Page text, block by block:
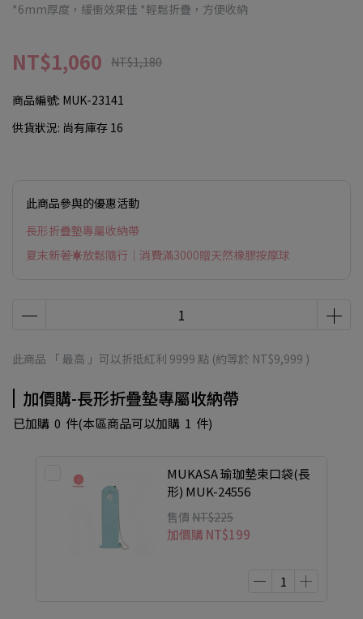
*6mm厚度，緩衝效果佳 *輕鬆折疊，方便收納
NT$1,060 NT$1,180
商品編號: MUK-23141
供貨狀況: 尚有庫存 16
此商品參與的優惠活動
長形折疊墊專屬收納帶
夏末新著☀放鬆隨行｜消費滿3000贈天然橡膠按摩球
此商品 「 最高 」可以折抵紅利 9999 點 (約等於 NT$9,999 )
加價購-長形折疊墊專屬收納帶
已加購 0 件(本區商品可以加購 1 件)
MUKASA 瑜珈墊束口袋(長
形) MUK-24556
售價 NT$225
加價購 NT$199